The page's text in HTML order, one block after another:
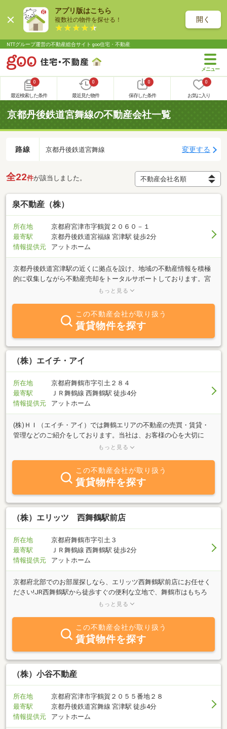
アプリ版はこちら
複数社の物件を探せる！ 開く
NTTグループ運営の不動産総合サイト goo住宅・不動産
0
最近検索した条件
0
最近見た物件
0
保存した条件
0
お気に入り
京都丹後鉄道宮舞線の不動産会社一覧
路線 京都丹後鉄道宮舞線 変更する
全22件が該当しました。
泉不動産（株）
所在地
京都府宮津市字鶴賀２０６０－１
最寄駅
京都丹後鉄道宮福線 宮津駅 徒歩2分
情報提供元
アットホーム
京都丹後鉄道宮津駅の近くに拠点を設け、地域の不動産情報を積極
的に収集しながら不動産売却をトータルサポートしております。宮
津市内の土地や建物の売買に特化し、収益物件や別荘、居住用の建
望、市場の流れなどを踏まえた売却方法をご提案いたします。ま
た、現地調査の結果を踏まえた査定や必要な手続きのお手伝いなど
にも対応中です。不動産を売却する際には、ご両親から土地と実家
を相続されたり、ご夫婦で共有されていた住居を離婚に伴って現金
化する必要性が出たりと、それぞれ異なるご事情があり、そのなか
で状況に即した臨機応変なサポート体制を整えられるよう、細やか
を吟味し、専門的な知見に基づくアドバイスをいたします。
もっと見る
この不動産会社が取り扱う
賃貸物件を探す
（株）エイチ・アイ
所在地
京都府舞鶴市字引土２８４
最寄駅
ＪＲ舞鶴線 西舞鶴駅 徒歩4分
情報提供元
アットホーム
(株)ＨＩ（エイチ・アイ）では舞鶴エリアの不動産の売買・賃貸・
管理などのご紹介をしております。当社は、お客様の心を大切に
し、お客様に喜んで頂ける物件提供を心がけております。「借りた
を全力でさせて頂きます。不動産に関するご希望、ご質問は何でも
ご相談下さい。ぜひ一度、当社へお気軽にお問い合わせ又はお越し
もっと見る
この不動産会社が取り扱う
賃貸物件を探す
（株）エリッツ 西舞鶴駅前店
所在地
京都府舞鶴市字引土３
最寄駅
ＪＲ舞鶴線 西舞鶴駅 徒歩2分
情報提供元
アットホーム
京都府北部でのお部屋探しなら、エリッツ西舞鶴駅前店にお任せく
ださい!JR西舞鶴駅から徒歩すぐの便利な立地で、舞鶴市はもちろ
ん、福知山市、綾部市、京丹後市、宮津市、与謝郡などの北部地域
自衛隊などの社会人様での一人暮らし向けの単身物件から新婚様、
ファミリー様でお住まいの広い間取りの物件まで多数お取り扱いご
ざいます。法人様の社宅などもお探し可能です。学校・スーパー・
病院など生活環境も踏まえて丁寧にご提案するので、初めての舞鶴
暮らしでも安心。「新築物件に住みたい!」「ペットと一緒に暮らし
たい!」「駐車場は絶対に2台必要!」等々、お客様一人ひとりお探し
してよかった」と思える住まい探しを全力でお手伝いします。遠方
にお住まいでご来店が難しい方でも問題ありません。オンラインで
のご相談・ご内覧・IT重説など来店不要でお手続きが可能です。ス
もっと見る
この不動産会社が取り扱う
賃貸物件を探す
（株）小谷不動産
所在地
京都府宮津市字鶴賀２０５５番地２８
最寄駅
京都丹後鉄道宮舞線 宮津駅 徒歩4分
情報提供元
アットホーム